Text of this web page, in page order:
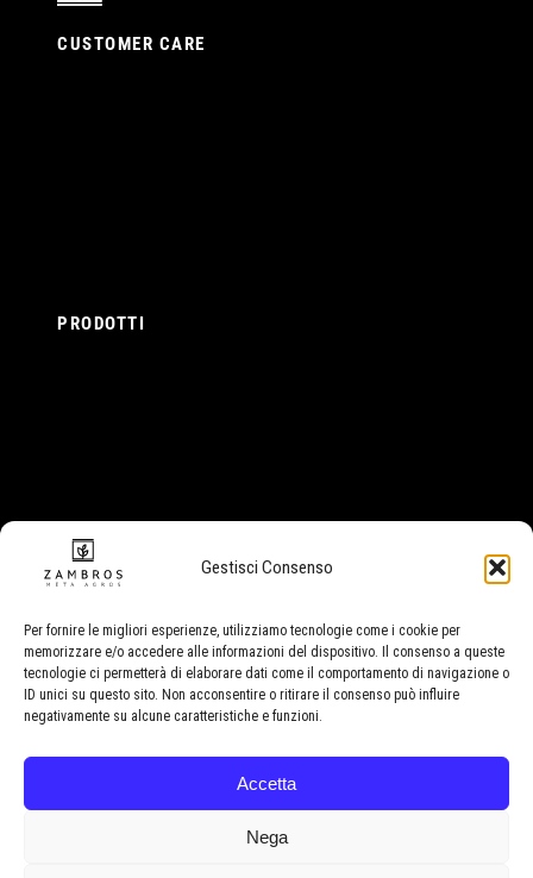
Gestisci Consenso
Per fornire le migliori esperienze, utilizziamo tecnologie come i cookie per
memorizzare e/o accedere alle informazioni del dispositivo. Il consenso a queste
tecnologie ci permetterà di elaborare dati come il comportamento di navigazione o
ID unici su questo sito. Non acconsentire o ritirare il consenso può influire
negativamente su alcune caratteristiche e funzioni.
Accetta
Nega
CUSTOMER CARE
PRODOTTI
SEGUICI SU
NEWSLETTER
PRIVACY POLICY